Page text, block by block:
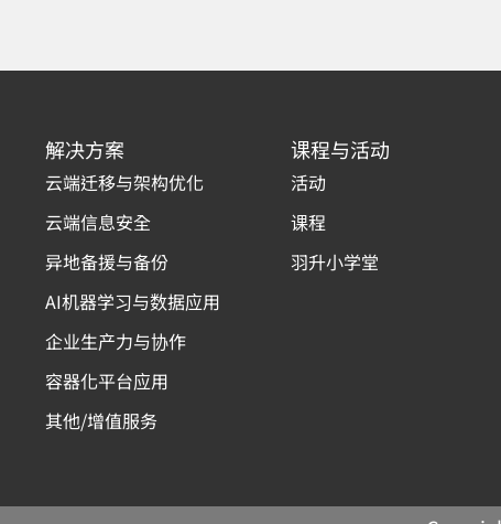
解决方案
云端迁移与架构优化
云端信息安全
异地备援与备份
AI机器学习与数据应用
企业生产力与协作
容器化平台应用
其他/增值服务
课程与活动
活动
课程
羽升小学堂